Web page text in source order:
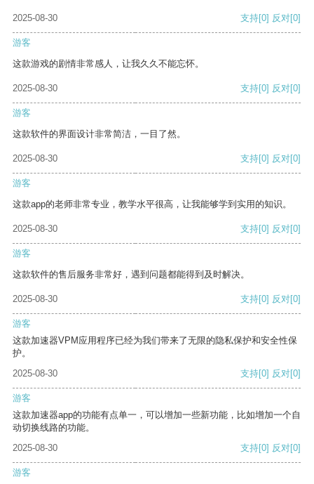
2025-08-30 支持[0] 反对[0]
游客
这款游戏的剧情非常感人，让我久久不能忘怀。
2025-08-30 支持[0] 反对[0]
游客
这款软件的界面设计非常简洁，一目了然。
2025-08-30 支持[0] 反对[0]
游客
这款app的老师非常专业，教学水平很高，让我能够学到实用的知识。
2025-08-30 支持[0] 反对[0]
游客
这款软件的售后服务非常好，遇到问题都能得到及时解决。
2025-08-30 支持[0] 反对[0]
游客
这款加速器VPM应用程序已经为我们带来了无限的隐私保护和安全性保
护。
2025-08-30
支持[0] 反对[0]
游客
这款加速器app的功能有点单一，可以增加一些新功能，比如增加一个自
动切换线路的功能。
2025-08-30
支持[0] 反对[0]
游客